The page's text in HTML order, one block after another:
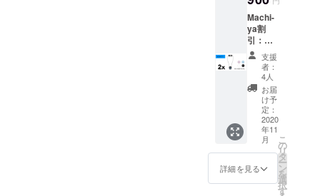
ブラッ
ク、ホ
ワイ
ト、ピ
ンク、
ブルー
の4色か
ら選択
内容：
POLAR
SEAL
GEMM
1個
USB充
電ケー
Machi-
ya割
引：
52%オ
フ！
POLAR
SEAL
GEMM
2個
本体価
格：
99800
円
→4790
0円
（52%
支援
者：
4人
お届
け予
定：
2020
年11
月
詳細を見る
こ
の
リ
タ
ー
ン
を
選
択
す